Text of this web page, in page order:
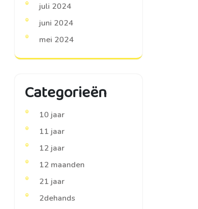
juli 2024
juni 2024
mei 2024
Categorieën
10 jaar
11 jaar
12 jaar
12 maanden
21 jaar
2dehands